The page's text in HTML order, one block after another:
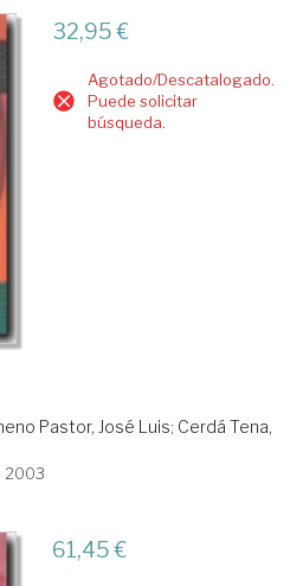
32,95 €
Agotado/Descatalogado.
Puede solicitar
búsqueda.
Pastor, José Luis; Cerdá Tena,
2003
61,45 €